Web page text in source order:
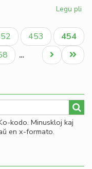
Legu pli
de
la
Paĝo
453
Aktuala
paĝo
454
…
Last
page
Next
page
kodo. Minuskloj kaj
en x-formato.